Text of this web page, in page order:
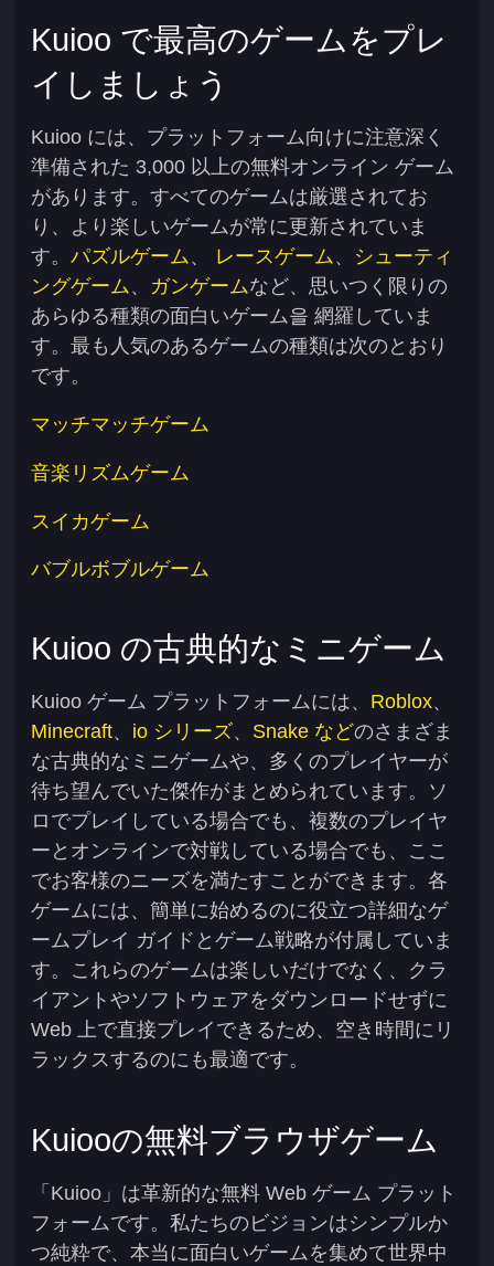
Kuioo で最高のゲームをプレ
イしましょう
Kuioo には、プラットフォーム向けに注意深く
準備された 3,000 以上の無料オンライン ゲーム
があります。すべてのゲームは厳選されてお
り、より楽しいゲームが常に更新されていま
す。 パズルゲーム、 レースゲーム、 シューティ
ングゲーム、 ガンゲームなど、思いつく限りの
あらゆる種類の面白いゲーム을 網羅していま
す。最も人気のあるゲームの種類は次のとおり
です。
マッチマッチゲーム
音楽リズムゲーム
スイカゲーム
バブルボブルゲーム
Kuioo の古典的なミニゲーム
Kuioo ゲーム プラットフォームには、 Roblox、
Minecraft、 io シリーズ、 Snake などのさまざま
な古典的なミニゲームや、多くのプレイヤーが
待ち望んでいた傑作がまとめられています。ソ
ロでプレイしている場合でも、複数のプレイヤ
ーとオンラインで対戦している場合でも、ここ
でお客様のニーズを満たすことができます。各
ゲームには、簡単に始めるのに役立つ詳細なゲ
ームプレイ ガイドとゲーム戦略が付属していま
す。これらのゲームは楽しいだけでなく、クラ
イアントやソフトウェアをダウンロードせずに
Web 上で直接プレイできるため、空き時間にリ
ラックスするのにも最適です。
Kuiooの無料ブラウザゲーム
「Kuioo」は革新的な無料 Web ゲーム プラット
フォームです。私たちのビジョンはシンプルか
つ純粋で、本当に面白いゲームを集めて世界中